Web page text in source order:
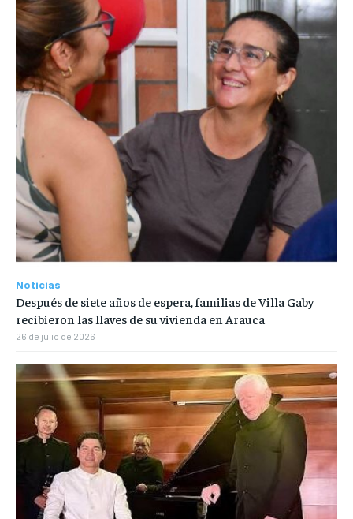
Noticias
Después de siete años de espera, familias de Villa Gaby
recibieron las llaves de su vivienda en Arauca
26 de julio de 2026